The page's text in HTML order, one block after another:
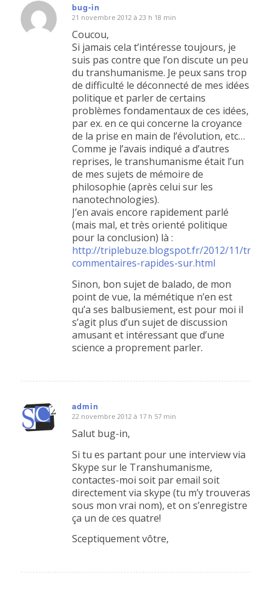
bug-in
dit
:
21 novembre 2012 à 23 h 18 min
Coucou,
Si jamais cela t’intéresse toujours, je
suis pas contre que l’on discute un peu
du transhumanisme. Je peux sans trop
de difficulté le déconnecté de mes idées
politique et parler de certains
problèmes fondamentaux de ces idées,
par ex. en ce qui concerne la croyance
de la prise en main de l’évolution, etc…
Comme je l’avais indiqué a d’autres
reprises, le transhumanisme était l’un
de mes sujets de mémoire de
philosophie (après celui sur les
nanotechnologies).
J’en avais encore rapidement parlé
(mais mal, et très orienté politique
pour la conclusion) là :
http://triplebuze.blogspot.fr/2012/11/
commentaires-rapides-sur.html
Sinon, bon sujet de balado, de mon
point de vue, la mémétique n’en est
qu’a ses balbusiement, est pour moi il
s’agit plus d’un sujet de discussion
amusant et intéressant que d’une
science a proprement parler.
admin
dit
:
22 novembre 2012 à 17 h 57 min
Salut bug-in,
Si tu es partant pour une interview via
Skype sur le Transhumanisme,
contactes-moi soit par email soit
directement via skype (tu m’y trouveras
sous mon vrai nom), et on s’enregistre
ça un de ces quatre!
Sceptiquement vôtre,